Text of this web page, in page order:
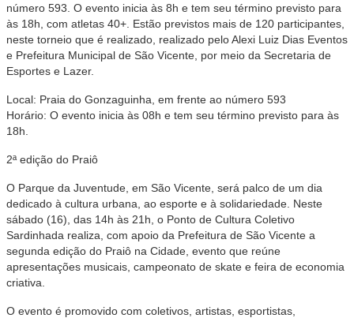
número 593. O evento inicia às 8h e tem seu término previsto para
às 18h, com atletas 40+. Estão previstos mais de 120 participantes,
neste torneio que é realizado, realizado pelo Alexi Luiz Dias Eventos
e Prefeitura Municipal de São Vicente, por meio da Secretaria de
Esportes e Lazer.
Local: Praia do Gonzaguinha, em frente ao número 593
Horário: O evento inicia às 08h e tem seu término previsto para às
18h.
2ª edição do Praiô
O Parque da Juventude, em São Vicente, será palco de um dia
dedicado à cultura urbana, ao esporte e à solidariedade. Neste
sábado (16), das 14h às 21h, o Ponto de Cultura Coletivo
Sardinhada realiza, com apoio da Prefeitura de São Vicente a
segunda edição do Praiô na Cidade, evento que reúne
apresentações musicais, campeonato de skate e feira de economia
criativa.
O evento é promovido com coletivos, artistas, esportistas,